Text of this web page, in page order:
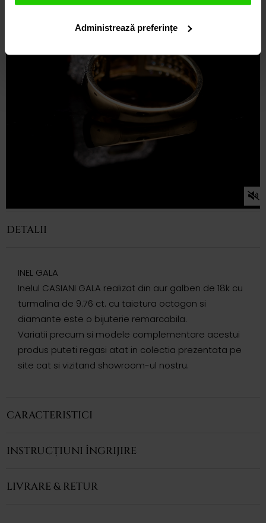
Administrează preferințe
DETALII
INEL GALA
Inelul CASIANI GALA realizat din aur galben de 18k cu
turmalina de 9.76 ct. cu taietura octogon si
diamante este o bijuterie remarcabila.
Variatii precum si modele complementare acestui
produs puteti regasi atat in colectia prezentata pe
site cat si vizitand showroom-ul nostru.
CARACTERISTICI
INSTRUCȚIUNI ÎNGRIJIRE
LIVRARE & RETUR